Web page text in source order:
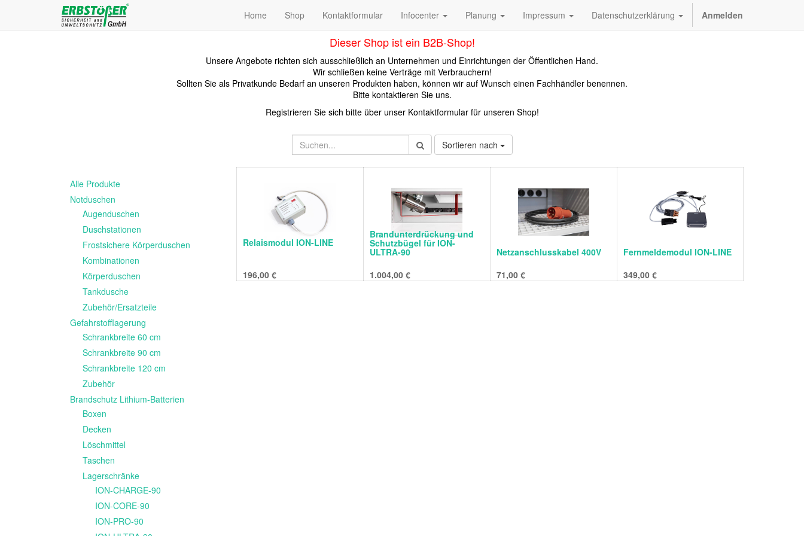
Home Shop Kontaktformular Infocenter Planung Impressum Datenschutzerklärung Anmelden
Dieser Shop ist ein B2B-Shop!
Unsere Angebote richten sich ausschließlich an Unternehmen und Einrichtungen der Öffentlichen Hand.
Wir schließen keine Verträge mit Verbrauchern!
Sollten Sie als Privatkunde Bedarf an unseren Produkten haben, können wir auf Wunsch einen Fachhändler benennen.
Bitte kontaktieren Sie uns.
Registrieren Sie sich bitte über unser Kontaktformular für unseren Shop!
Sortieren nach
Alle Produkte
Notduschen
Augenduschen
Duschstationen
Frostsichere Körperduschen
Kombinationen
Körperduschen
Tankdusche
Zubehör/Ersatzteile
Gefahrstofflagerung
Schrankbreite 60 cm
Schrankbreite 90 cm
Schrankbreite 120 cm
Zubehör
Brandschutz Lithium-Batterien
Boxen
Decken
Löschmittel
Taschen
Lagerschränke
ION-CHARGE-90
ION-CORE-90
ION-PRO-90
Relaismodul ION-LINE
196,00€
Brandunterdrückung und
Schutzbügel für ION-
ULTRA-90
1.004,00€
Netzanschlusskabel 400V
71,00€
Fernmeldemodul ION-LINE
349,00€